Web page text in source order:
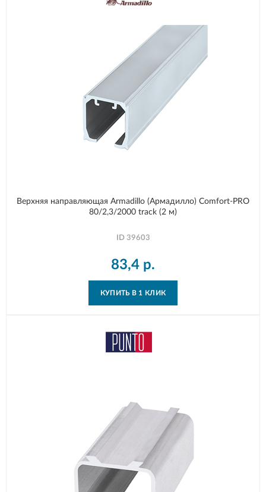
Верхняя направляющая Armadillo (Армадилло) Comfort-PRO
80/2,3/2000 track (2 м)
ID 39603
83,4 р.
КУПИТЬ В 1 КЛИК